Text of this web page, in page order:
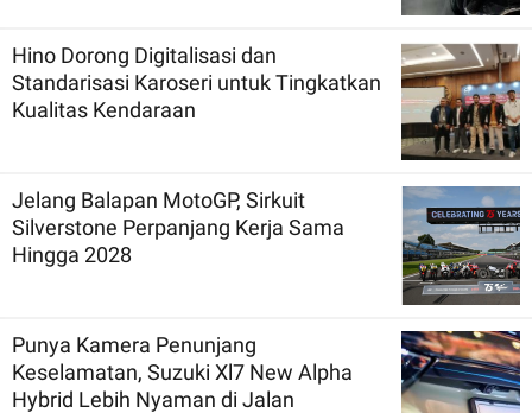
Hino Dorong Digitalisasi dan
Standarisasi Karoseri untuk Tingkatkan
Kualitas Kendaraan
Jelang Balapan MotoGP, Sirkuit
Silverstone Perpanjang Kerja Sama
Hingga 2028
Punya Kamera Penunjang
Keselamatan, Suzuki Xl7 New Alpha
Hybrid Lebih Nyaman di Jalan